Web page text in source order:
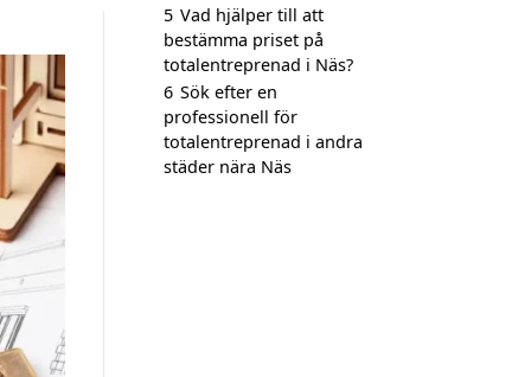
5 Vad hjälper till att
bestämma priset på
totalentreprenad i Näs?
6 Sök efter en
professionell för
totalentreprenad i andra
städer nära Näs